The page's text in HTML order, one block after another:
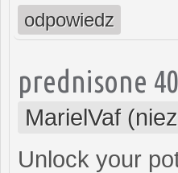
odpowiedz
prednisone
MarielVaf
Unlock your